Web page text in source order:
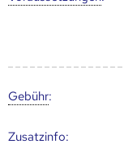
Gebühr:
Zusatz­info: